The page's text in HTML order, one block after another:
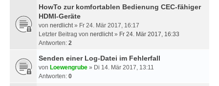
HowTo zur komfortablen Bedienung CEC-fähiger
HDMI-Geräte
von nerdlicht» Fr 24. Mär 2017, 16:17
Letzter Beitrag von nerdlicht» Fr 24. Mär 2017, 16:33
Antworten: 2
Senden einer Log-Datei im Fehlerfall
von Loewengrube » Di 14. Mär 2017, 13:11
Antworten: 0